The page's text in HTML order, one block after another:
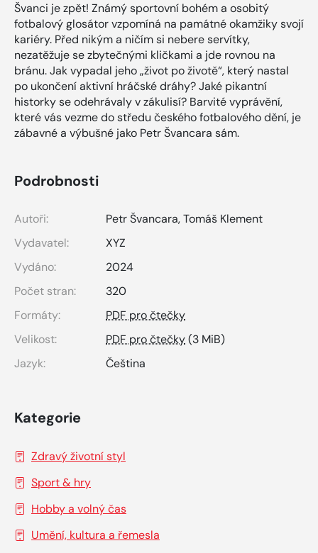
Švanci je zpět! Známý sportovní bohém a osobitý
fotbalový glosátor vzpomíná na památné okamžiky svojí
kariéry. Před nikým a ničím si nebere servítky,
nezatěžuje se zbytečnými kličkami a jde rovnou na
bránu. Jak vypadal jeho „život po životě“, který nastal
po ukončení aktivní hráčské dráhy? Jaké pikantní
historky se odehrávaly v zákulisí? Barvité vyprávění,
které vás vezme do středu českého fotbalového dění, je
zábavné a výbušné jako Petr Švancara sám.
Podrobnosti
Autoři: Petr Švancara,Tomáš Klement
Vydavatel:
XYZ
Vydáno:
2024
Počet stran:
320
Formáty:
PDF pro čtečky
Velikost:
PDF pro čtečky(3 MiB)
Jazyk:
Čeština
Kategorie
Zdravý životní styl
Sport & hry
Hobby a volný čas
Umění, kultura a řemesla